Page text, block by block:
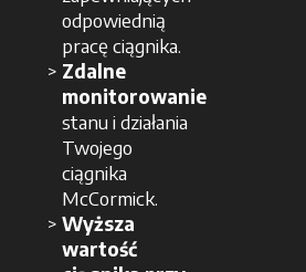
odpowiednią
pracę ciągnika.
Zdalne
monitorowanie
stanu i działania
Twojego
ciągnika
McCormick.
Wyższa
wartość